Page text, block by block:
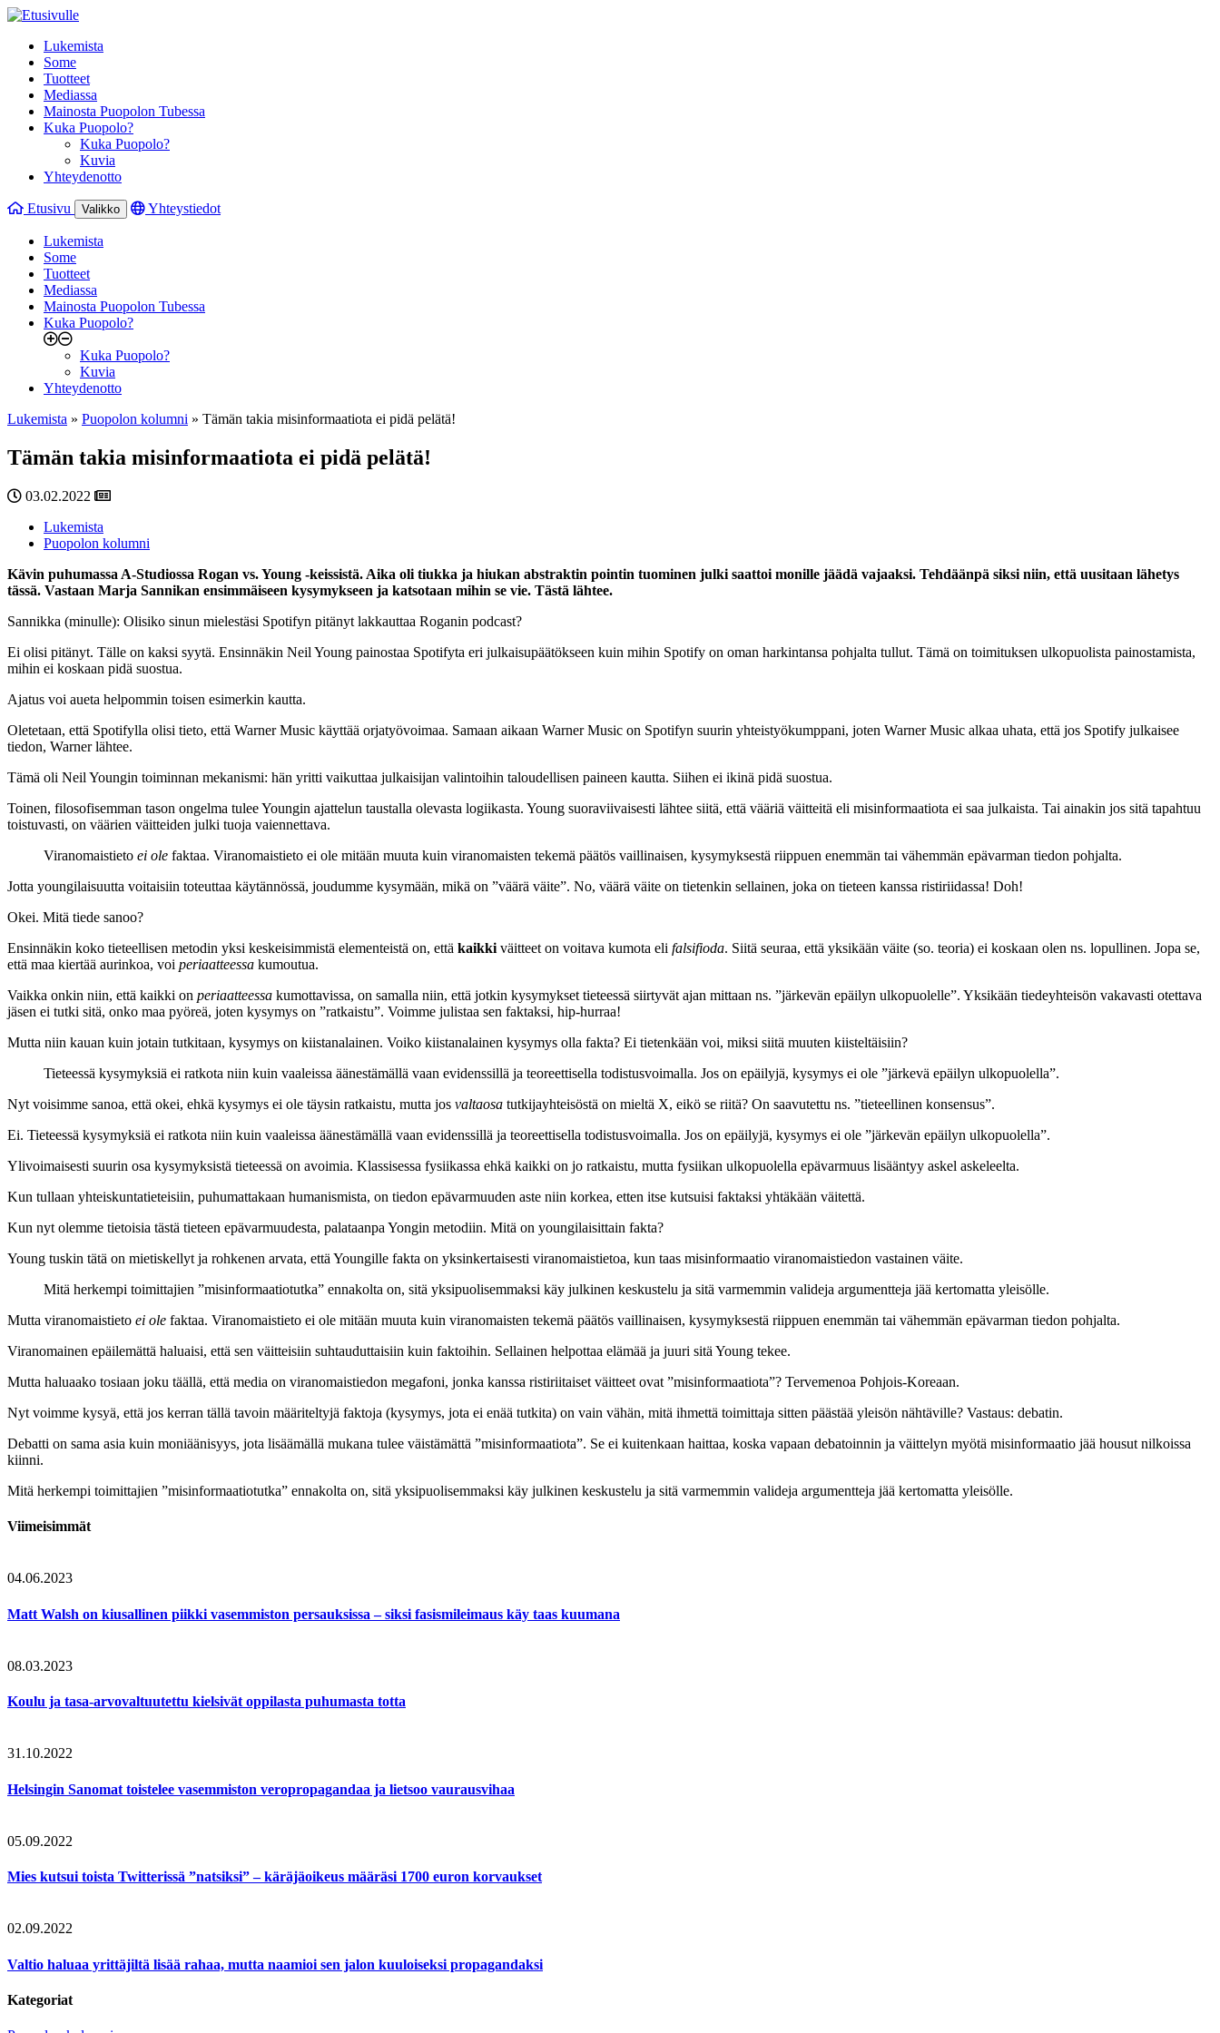
Lukemista
Some
Tuotteet
Mediassa
Mainosta Puopolon Tubessa
Kuka Puopolo?
Kuka Puopolo?
Kuvia
Yhteydenotto
Etusivu Valikko Yhteystiedot
Lukemista
Some
Tuotteet
Mediassa
Mainosta Puopolon Tubessa
Kuka Puopolo?
Kuka Puopolo?
Kuvia
Yhteydenotto
Lukemista » Puopolon kolumni » Tämän takia misinformaatiota ei pidä pelätä!
Tämän takia misinformaatiota ei pidä pelätä!
03.02.2022
Lukemista
Puopolon kolumni
Kävin puhumassa A-Studiossa Rogan vs. Young -keissistä. Aika oli tiukka ja hiukan abstraktin pointin tuominen julki saattoi monille jäädä vajaaksi. Tehdäänpä siksi niin, että uusitaan lähetys
tässä. Vastaan Marja Sannikan ensimmäiseen kysymykseen ja katsotaan mihin se vie. Tästä lähtee.
Sannikka (minulle): Olisiko sinun mielestäsi Spotifyn pitänyt lakkauttaa Roganin podcast?
Ei olisi pitänyt. Tälle on kaksi syytä. Ensinnäkin Neil Young painostaa Spotifyta eri julkaisupäätökseen kuin mihin Spotify on oman harkintansa pohjalta tullut. Tämä on toimituksen ulkopuolista painostamista,
mihin ei koskaan pidä suostua.
Ajatus voi aueta helpommin toisen esimerkin kautta.
Oletetaan, että Spotifylla olisi tieto, että Warner Music käyttää orjatyövoimaa. Samaan aikaan Warner Music on Spotifyn suurin yhteistyökumppani, joten Warner Music alkaa uhata, että jos Spotify julkaisee
tiedon, Warner lähtee.
Tämä oli Neil Youngin toiminnan mekanismi: hän yritti vaikuttaa julkaisijan valintoihin taloudellisen paineen kautta. Siihen ei ikinä pidä suostua.
Toinen, filosofisemman tason ongelma tulee Youngin ajattelun taustalla olevasta logiikasta. Young suoraviivaisesti lähtee siitä, että vääriä väitteitä eli misinformaatiota ei saa julkaista. Tai ainakin jos sitä tapahtuu
toistuvasti, on väärien väitteiden julki tuoja vaiennettava.
Viranomaistieto ei ole faktaa. Viranomaistieto ei ole mitään muuta kuin viranomaisten tekemä päätös vaillinaisen, kysymyksestä riippuen enemmän tai vähemmän epävarman tiedon pohjalta.
Jotta youngilaisuutta voitaisiin toteuttaa käytännössä, joudumme kysymään, mikä on ”väärä väite”. No, väärä väite on tietenkin sellainen, joka on tieteen kanssa ristiriidassa! Doh!
Okei. Mitä tiede sanoo?
Ensinnäkin koko tieteellisen metodin yksi keskeisimmistä elementeistä on, että kaikki väitteet on voitava kumota eli falsifioda. Siitä seuraa, että yksikään väite (so. teoria) ei koskaan olen ns. lopullinen. Jopa se,
että maa kiertää aurinkoa, voi periaatteessa kumoutua.
Vaikka onkin niin, että kaikki on periaatteessa kumottavissa, on samalla niin, että jotkin kysymykset tieteessä siirtyvät ajan mittaan ns. ”järkevän epäilyn ulkopuolelle”. Yksikään tiedeyhteisön vakavasti otettava
jäsen ei tutki sitä, onko maa pyöreä, joten kysymys on ”ratkaistu”. Voimme julistaa sen faktaksi, hip-hurraa!
Mutta niin kauan kuin jotain tutkitaan, kysymys on kiistanalainen. Voiko kiistanalainen kysymys olla fakta? Ei tietenkään voi, miksi siitä muuten kiisteltäisiin?
Tieteessä kysymyksiä ei ratkota niin kuin vaaleissa äänestämällä vaan evidenssillä ja teoreettisella todistusvoimalla. Jos on epäilyjä, kysymys ei ole ”järkevä epäilyn ulkopuolella”.
Nyt voisimme sanoa, että okei, ehkä kysymys ei ole täysin ratkaistu, mutta jos valtaosa tutkijayhteisöstä on mieltä X, eikö se riitä? On saavutettu ns. ”tieteellinen konsensus”.
Ei. Tieteessä kysymyksiä ei ratkota niin kuin vaaleissa äänestämällä vaan evidenssillä ja teoreettisella todistusvoimalla. Jos on epäilyjä, kysymys ei ole ”järkevän epäilyn ulkopuolella”.
Ylivoimaisesti suurin osa kysymyksistä tieteessä on avoimia. Klassisessa fysiikassa ehkä kaikki on jo ratkaistu, mutta fysiikan ulkopuolella epävarmuus lisääntyy askel askeleelta.
Kun tullaan yhteiskuntatieteisiin, puhumattakaan humanismista, on tiedon epävarmuuden aste niin korkea, etten itse kutsuisi faktaksi yhtäkään väitettä.
Kun nyt olemme tietoisia tästä tieteen epävarmuudesta, palataanpa Yongin metodiin. Mitä on youngilaisittain fakta?
Young tuskin tätä on mietiskellyt ja rohkenen arvata, että Youngille fakta on yksinkertaisesti viranomaistietoa, kun taas misinformaatio viranomaistiedon vastainen väite.
Mitä herkempi toimittajien ”misinformaatiotutka” ennakolta on, sitä yksipuolisemmaksi käy julkinen keskustelu ja sitä varmemmin valideja argumentteja jää kertomatta yleisölle.
Mutta viranomaistieto ei ole faktaa. Viranomaistieto ei ole mitään muuta kuin viranomaisten tekemä päätös vaillinaisen, kysymyksestä riippuen enemmän tai vähemmän epävarman tiedon pohjalta.
Viranomainen epäilemättä haluaisi, että sen väitteisiin suhtauduttaisiin kuin faktoihin. Sellainen helpottaa elämää ja juuri sitä Young tekee.
Mutta haluaako tosiaan joku täällä, että media on viranomaistiedon megafoni, jonka kanssa ristiriitaiset väitteet ovat ”misinformaatiota”? Tervemenoa Pohjois-Koreaan.
Nyt voimme kysyä, että jos kerran tällä tavoin määriteltyjä faktoja (kysymys, jota ei enää tutkita) on vain vähän, mitä ihmettä toimittaja sitten päästää yleisön nähtäville? Vastaus: debatin.
Debatti on sama asia kuin moniäänisyys, jota lisäämällä mukana tulee väistämättä ”misinformaatiota”. Se ei kuitenkaan haittaa, koska vapaan debatoinnin ja väittelyn myötä misinformaatio jää housut nilkoissa
kiinni.
Mitä herkempi toimittajien ”misinformaatiotutka” ennakolta on, sitä yksipuolisemmaksi käy julkinen keskustelu ja sitä varmemmin valideja argumentteja jää kertomatta yleisölle.
Viimeisimmät
04.06.2023
Matt Walsh on kiusallinen piikki vasemmiston persauksissa – siksi fasismileimaus käy taas kuumana
08.03.2023
Koulu ja tasa-arvovaltuutettu kielsivät oppilasta puhumasta totta
31.10.2022
Helsingin Sanomat toistelee vasemmiston veropropagandaa ja lietsoo vaurausvihaa
05.09.2022
Mies kutsui toista Twitterissä ”natsiksi” – käräjäoikeus määräsi 1700 euron korvaukset
02.09.2022
Valtio haluaa yrittäjiltä lisää rahaa, mutta naamioi sen jalon kuuloiseksi propagandaksi
Kategoriat